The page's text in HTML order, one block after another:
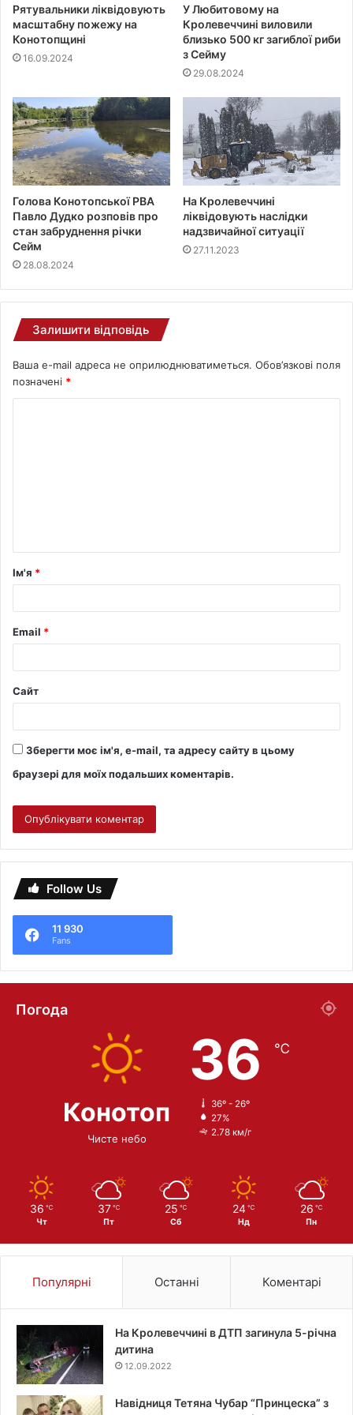
Рятувальники ліквідовують
масштабну пожежу на
Конотопщині
16.09.2024
У Любитовому на
Кролевеччині виловили
близько 500 кг загиблої риби
з Сейму
29.08.2024
Голова Конотопської РВА
Павло Дудко розповів про
стан забруднення річки
Сейм
28.08.2024
На Кролевеччині
ліквідовують наслідки
надзвичайної ситуації
27.11.2023
Залишити відповідь
Ваша e-mail адреса не оприлюднюватиметься. Обов’язкові поля
позначені *
Ім'я *
Email *
Сайт
Зберегти моє ім'я, e-mail, та адресу сайту в цьому
браузері для моїх подальших коментарів.
Follow Us
11 930
Fans
Погода
Конотоп
Чисте небо
36 ℃
36º - 26º
27%
2.78 км/г
36 ℃
Чт
37 ℃
Пт
25 ℃
Сб
24 ℃
Нд
26 ℃
Пн
Популярні Останні Коментарі
На Кролевеччині в ДТП загинула 5-річна
дитина
12.09.2022
Навідниця Тетяна Чубар “Принцеска” з